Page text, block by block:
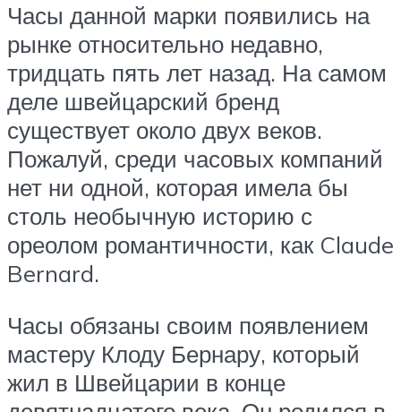
Часы данной марки появились на
рынке относительно недавно,
тридцать пять лет назад. На самом
деле швейцарский бренд
существует около двух веков.
Пожалуй, среди часовых компаний
нет ни одной, которая имела бы
столь необычную историю с
ореолом романтичности, как Claude
Bernard.
Часы обязаны своим появлением
мастеру Клоду Бернару, который
жил в Швейцарии в конце